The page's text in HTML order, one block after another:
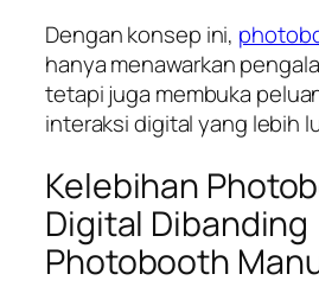
Dengan konsep ini,
hanya menawarkan
tetapi juga membuka
interaksi digital yang lebih
Kelebihan
Digital Dibanding
Photobooth